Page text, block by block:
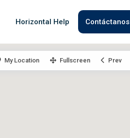
Horizontal Help Contáctanos
My Location Fullscreen Prev